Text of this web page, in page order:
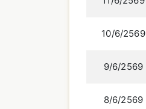
10/6/2569
9/6/2569
8/6/2569